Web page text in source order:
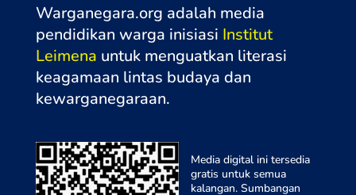
Warganegara.org adalah media
pendidikan warga inisiasi Institut
Leimena untuk menguatkan literasi
keagamaan lintas budaya dan
kewarganegaraan.
Media digital ini tersedia
gratis untuk semua
kalangan. Sumbangan